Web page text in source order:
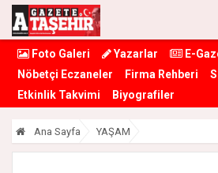
Foto Galeri Yazarlar E-
Nöbetçi Eczaneler
Firma Rehberi
Etkinlik Takvimi
Biyografiler
Ana Sayfa YAŞAM